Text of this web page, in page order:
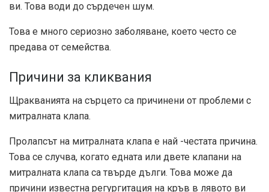
ви. Това води до сърдечен шум.
Това е много сериозно заболяване, което често се
предава от семейства.
Причини за кликвания
Щракванията на сърцето са причинени от проблеми с
митралната клапа.
Пролапсът на митралната клапа е най -честата причина.
Това се случва, когато едната или двете клапани на
митралната клапа са твърде дълги. Това може да
причини известна регургитация на кръв в лявото ви